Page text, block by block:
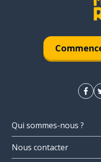
Qui sommes-nous ?
Nous contacter